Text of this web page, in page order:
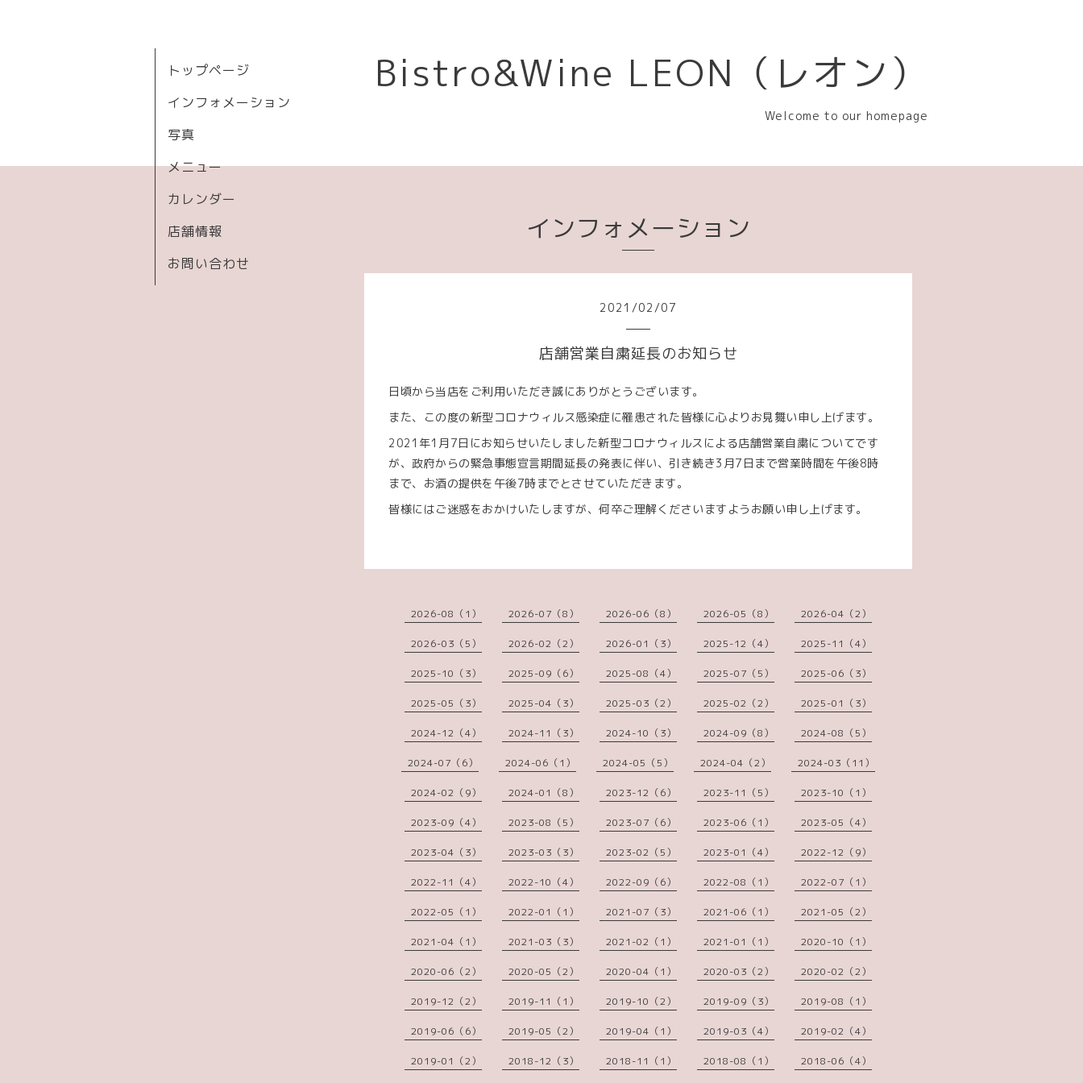
Bistro&Wine LEON（レオン）
Welcome to our homepage
トップページ
インフォメーション
写真
メニュー
カレンダー
店舗情報
お問い合わせ
インフォメーション
2021 /02 /07
店舗営業自粛延長のお知らせ
日頃から当店をご利用いただき誠にありがとうございます。
また、この度の新型コロナウィルス感染症に罹患された皆様に心よりお見舞い申し上げます。
2021年1月7日にお知らせいたしました新型コロナウィルスによる店舗営業自粛についてです
が、政府からの緊急事態宣言期間延長の発表に伴い、引き続き3月7日まで営業時間を午後8時
まで、お酒の提供を午後7時までとさせていただきます。
皆様にはご迷惑をおかけいたしますが、何卒ご理解くださいますようお願い申し上げます。
2026-08（1） 2026-07（8） 2026-06（8） 2026-05（8） 2026-04（2）
2026-03（5） 2026-02（2） 2026-01（3） 2025-12（4） 2025-11（4）
2025-10（3） 2025-09（6） 2025-08（4） 2025-07（5） 2025-06（3）
2025-05（3） 2025-04（3） 2025-03（2） 2025-02（2） 2025-01（3）
2024-12（4） 2024-11（3） 2024-10（3） 2024-09（8） 2024-08（5）
2024-07（6） 2024-06（1） 2024-05（5） 2024-04（2） 2024-03（11）
2024-02（9） 2024-01（8） 2023-12（6） 2023-11（5） 2023-10（1）
2023-09（4） 2023-08（5） 2023-07（6） 2023-06（1） 2023-05（4）
2023-04（3） 2023-03（3） 2023-02（5） 2023-01（4） 2022-12（9）
2022-11（4） 2022-10（4） 2022-09（6） 2022-08（1） 2022-07（1）
2022-05（1） 2022-01（1） 2021-07（3） 2021-06（1） 2021-05（2）
2021-04（1） 2021-03（3） 2021-02（1） 2021-01（1） 2020-10（1）
2020-06（2） 2020-05（2） 2020-04（1） 2020-03（2） 2020-02（2）
2019-12（2） 2019-11（1） 2019-10（2） 2019-09（3） 2019-08（1）
2019-06（6） 2019-05（2） 2019-04（1） 2019-03（4） 2019-02（4）
2019-01（2） 2018-12（3） 2018-11（1） 2018-08（1） 2018-06（4）